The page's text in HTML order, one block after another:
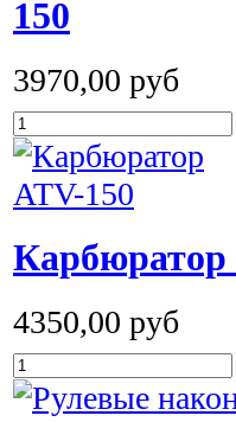
150
3970,00 руб
Карбюратор
4350,00 руб